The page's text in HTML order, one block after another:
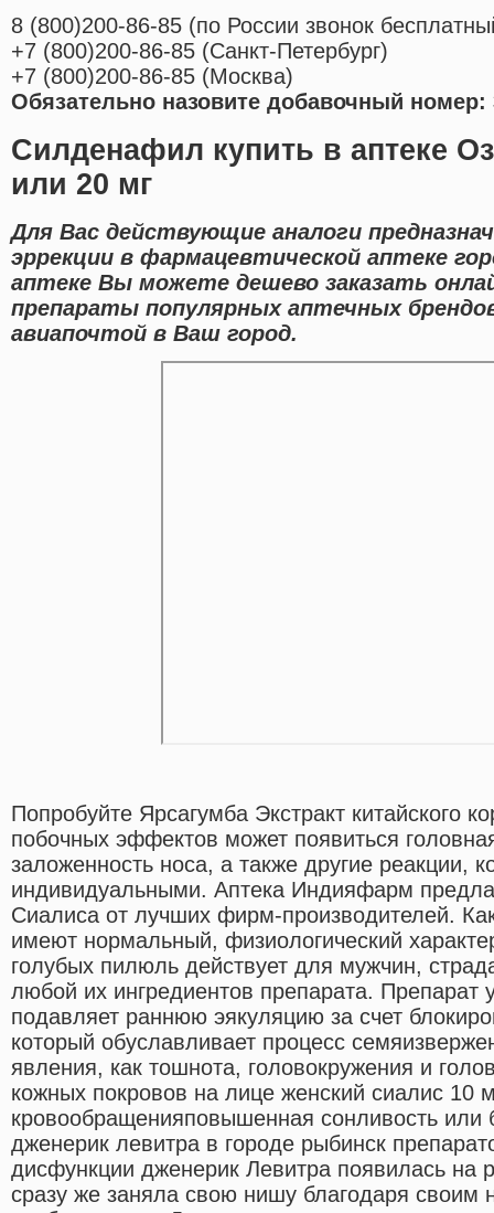
8 (800)200-86-85 (по России звонок
+7 (800)200-86-85 (Санкт-Петербург)
+7 (800)200-86-85 (Москва)
Обязательно назовите добавочный номер:
Силденафил купить в аптеке
или 20 мг
Для Вас действующие аналоги
эррекции в фармацевтической аптеке
аптеке Вы можете дешево заказать
препараты популярных аптечных
авиапочтой в Ваш город.
Попробуйте Ярсагумба Экстракт китайского
побочных эффектов может появиться
заложенность носа, а также другие реакции,
индивидуальными. Аптека Индияфарм
Сиалиса от лучших фирм-производителей.
имеют нормальный, физиологический
голубых пилюль действует для мужчин,
любой их ингредиентов препарата. Препарат
подавляет раннюю эякуляцию за счет
который обуславливает процесс
явления, как тошнота, головокружения и
кожных покровов на лице женский сиалис 10
кровообращенияповышенная сонливость или
дженерик левитра в городе рыбинск
дисфункции дженерик Левитра появилась на
сразу же заняла свою нишу благодаря своим